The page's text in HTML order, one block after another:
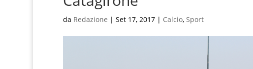
da Redazione | Set 17, 2017| Calcio, Sport